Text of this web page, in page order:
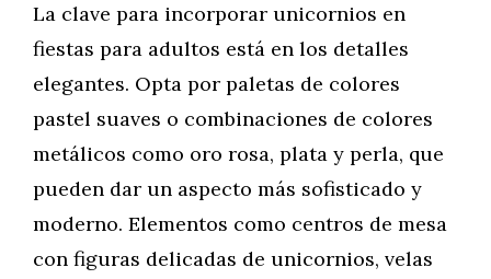
La clave para incorporar unicornios en
fiestas para adultos está en los detalles
elegantes. Opta por paletas de colores
pastel suaves o combinaciones de colores
metálicos como oro rosa, plata y perla, que
pueden dar un aspecto más sofisticado y
moderno. Elementos como centros de mesa
con figuras delicadas de unicornios, velas